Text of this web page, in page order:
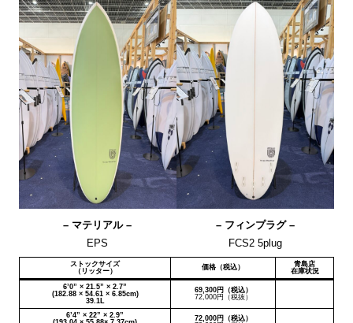
– マテリアル –
EPS
– フィンプラグ –
FCS2 5plug
ストックサイズ
（リッター）
価格（税込）
青島店
在庫状況
6’0” × 21.5” × 2.7”
(182.88 × 54.61 × 6.85cm)
39.1L
69,300円（税込）
72,000円（税抜）
6’4” × 22” × 2.9”
72,000円（税込）